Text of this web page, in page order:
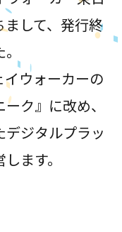
して、発行終
ウォーカーの
ク』に改め、
ジタルプラッ
ます。